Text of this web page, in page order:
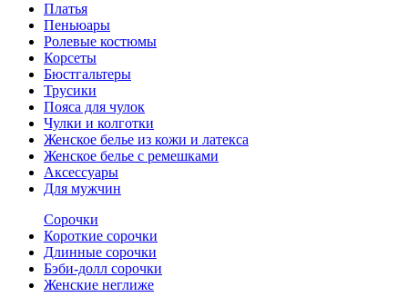
Платья
Пеньюары
Ролевые костюмы
Корсеты
Бюстгальтеры
Трусики
Пояса для чулок
Чулки и колготки
Женское белье из кожи и латекса
Женское белье с ремешками
Аксессуары
Для мужчин
Сорочки
Короткие сорочки
Длинные сорочки
Бэби-долл сорочки
Женские неглиже